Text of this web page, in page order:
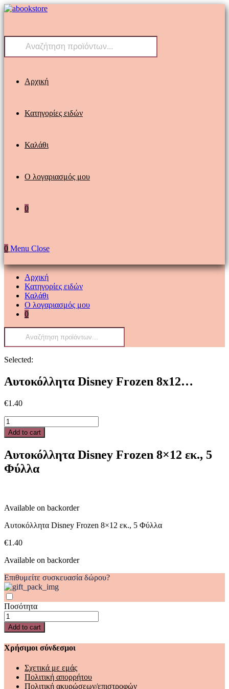
Skip
Products
Αρχική
Κατηγορίες ειδών
Καλάθι
Ο λογαριασμός μου
0
0 Menu Close
Αρχική
Κατηγορίες ειδών
Καλάθι
Ο λογαριασμός μου
0
Products
Selected:
Αυτοκόλλητα Disney Frozen 8x12…
€1.40
Αυτοκόλλητα
Disney
Frozen
εκ.,
5
Φύλλα
Add to cart
Αυτοκόλλητα Disney Frozen 8×12 εκ., 5
Φύλλα
Available on backorder
Αυτοκόλλητα Disney Frozen 8×12 εκ., 5 Φύλλα
€1.40
Available on backorder
Επιθυμείτε συσκευασία δώρου?
Ποσότητα
Αυτοκόλλητα
Disney
Frozen
8x12
εκ.,
Φύλλα
quantity
Add to cart
Χρήσιμοι σύνδεσμοι
Σχετικά με εμάς
Πολιτική απορρήτου
Πολιτική ακυρώσεων/επιστροφών